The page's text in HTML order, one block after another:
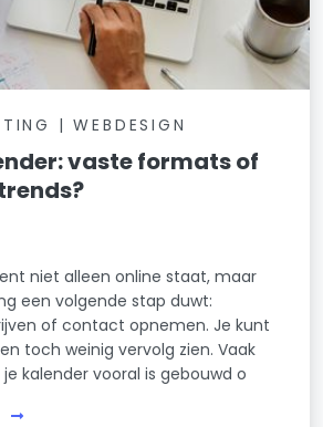
| WEBDESIGN
vaste formats of
niet alleen online staat, maar
een volgende stap duwt:
of contact opnemen. Je kunt
toch weinig vervolg zien. Vaak
kalender vooral is gebouwd o